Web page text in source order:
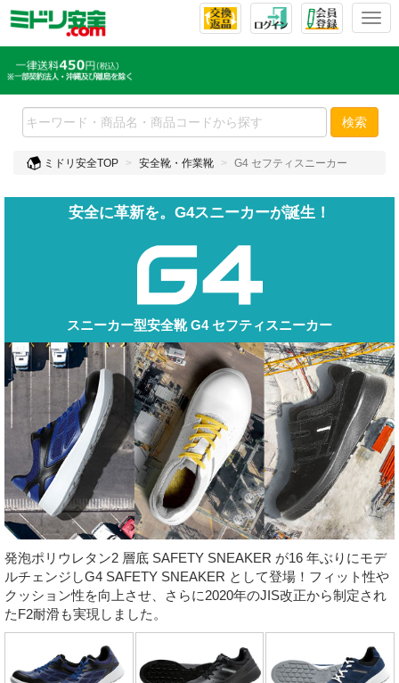
検索
ミドリ安全TOP 安全靴・作業靴 G4 セフティスニーカー
安全に革新を。G4スニーカーが誕生！
スニーカー型安全靴 G4 セフティスニーカー
発泡ポリウレタン2 層底 SAFETY SNEAKER が16 年ぶりにモデ
ルチェンジしG4 SAFETY SNEAKER として登場！フィット性や
クッション性を向上させ、さらに2020年のJIS改正から制定され
たF2耐滑も実現しました。